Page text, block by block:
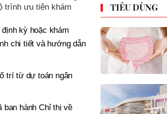
trình ưu tiên khám
kỳ hoặc khám
chi tiết và hướng dẫn
trí từ dự toán ngân
ban hành Chỉ thị về
TIÊU DÙNG